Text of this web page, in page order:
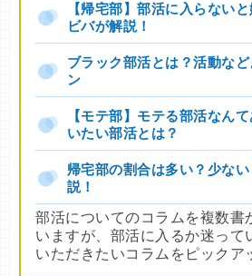
【帰宅部】部活に入らない
ビバが解説！
ブラック部活とは？活動な
ン
【モテ部】モテる部活なん
いたい部活とは？
帰宅部の割合は多い？少な
説！
部活についてのコラムを複数書
いますが、部活に入るか迷って
いただきたいコラムをピックア